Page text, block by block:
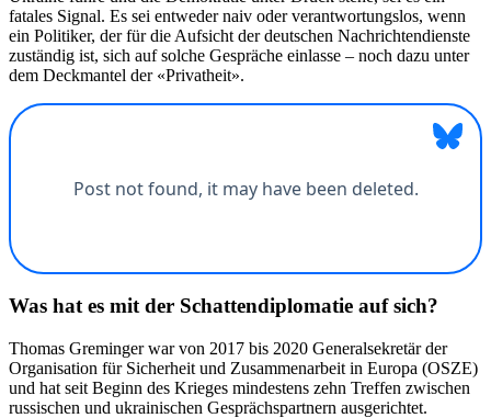
fatales Signal. Es sei entweder naiv oder verantwortungslos, wenn
ein Politiker, der für die Aufsicht der deutschen Nachrichtendienste
zuständig ist, sich auf solche Gespräche einlasse – noch dazu unter
dem Deckmantel der «Privatheit».
Was hat es mit der Schattendiplomatie auf sich?
Thomas Greminger war von 2017 bis 2020 Generalsekretär der
Organisation für Sicherheit und Zusammenarbeit in Europa (OSZE)
und hat seit Beginn des Krieges mindestens zehn Treffen zwischen
russischen und ukrainischen Gesprächspartnern ausgerichtet.